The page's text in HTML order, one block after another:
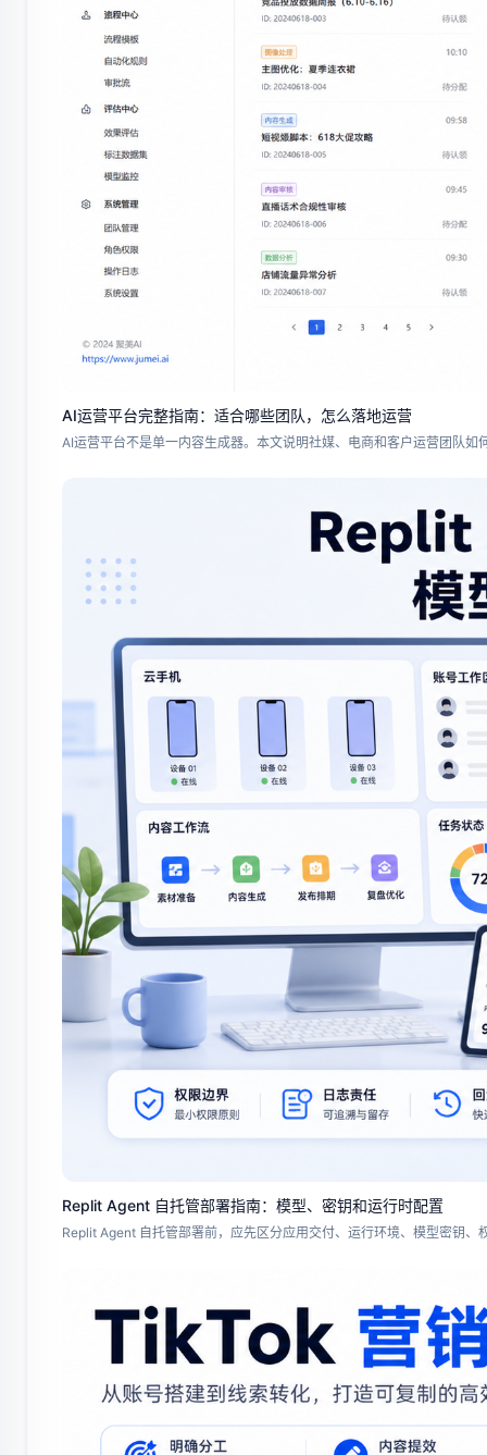
AI运营平台完整指南：适合哪些团队，怎么落地运营
AI运营平台不是单一内容生成器。本文说明社媒、电商和客户运营团队
Replit Agent 自托管部署指南：模型、密钥和运行时配置
Replit Agent 自托管部署前，应先区分应用交付、运行环境、模型密钥